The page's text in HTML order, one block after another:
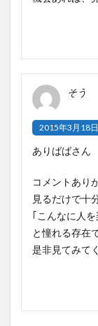
そう
2015年3月18
ありばばさん
コメントあり
見るだけで十
｢こんなに人
と憧れる存在
是非見てみて